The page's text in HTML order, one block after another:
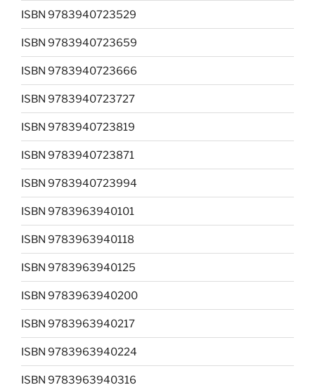
ISBN 9783940723529
ISBN 9783940723659
ISBN 9783940723666
ISBN 9783940723727
ISBN 9783940723819
ISBN 9783940723871
ISBN 9783940723994
ISBN 9783963940101
ISBN 9783963940118
ISBN 9783963940125
ISBN 9783963940200
ISBN 9783963940217
ISBN 9783963940224
ISBN 9783963940316